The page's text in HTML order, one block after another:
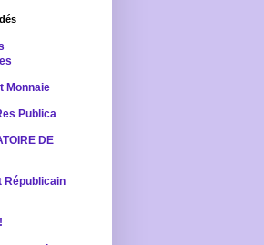
Monnaie
Publica
DE
Républicain